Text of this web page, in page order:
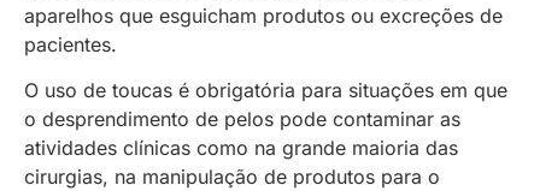
aparelhos que esguicham produtos ou excreções de
pacientes.
O uso de toucas é obrigatória para situações em que
o desprendimento de pelos pode contaminar as
atividades clínicas como na grande maioria das
cirurgias, na manipulação de produtos para o